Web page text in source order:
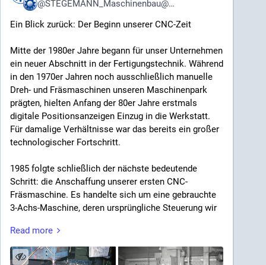
@STEGEMANN_Maschinenbau@pixhub.social
Ein Blick zurück: Der Beginn unserer CNC-Zeit
Mitte der 1980er Jahre begann für unser Unternehmen
ein neuer Abschnitt in der Fertigungstechnik. Während
in den 1970er Jahren noch ausschließlich manuelle
Dreh- und Fräsmaschinen unseren Maschinenpark
prägten, hielten Anfang der 80er Jahre erstmals
digitale Positionsanzeigen Einzug in die Werkstatt.
Für damalige Verhältnisse war das bereits ein großer
technologischer Fortschritt.
1985 folgte schließlich der nächste bedeutende
Schritt: die Anschaffung unserer ersten CNC-
Fräsmaschine. Es handelte sich um eine gebrauchte
3-Achs-Maschine, deren ursprüngliche Steuerung wir
Know-how ersetzten wir die alte Technik durch ein
damals aktuelles Siemens Sinumerik System 3 samt
neuer Computersteuerung.
Read more